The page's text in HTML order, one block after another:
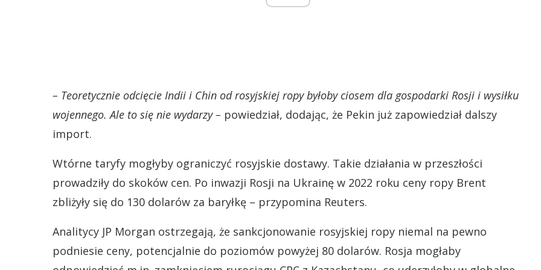
– Teoretycznie odcięcie Indii i Chin od rosyjskiej ropy byłoby ciosem dla gospodarki Rosji i wysiłku
wojennego. Ale to się nie wydarzy – powiedział, dodając, że Pekin już zapowiedział dalszy
import.
Wtórne taryfy mogłyby ograniczyć rosyjskie dostawy. Takie działania w przeszłości
prowadziły do skoków cen. Po inwazji Rosji na Ukrainę w 2022 roku ceny ropy Brent
zbliżyły się do 130 dolarów za baryłkę – przypomina Reuters.
Analitycy JP Morgan ostrzegają, że sankcjonowanie rosyjskiej ropy niemal na pewno
podniesie ceny, potencjalnie do poziomów powyżej 80 dolarów. Rosja mogłaby